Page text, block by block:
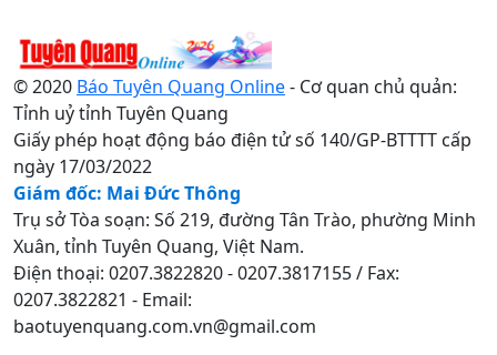
© 2020 Báo Tuyên Quang Online- Cơ quan chủ quản:
Tỉnh uỷ tỉnh Tuyên Quang
Giấy phép hoạt động báo điện tử số 140/GP-BTTTT cấp
ngày 17/03/2022
Giám đốc: Mai Đức Thông
Trụ sở Tòa soạn: Số 219, đường Tân Trào, phường Minh
Xuân, tỉnh Tuyên Quang, Việt Nam.
Điện thoại: 0207.3822820 - 0207.3817155 / Fax:
0207.3822821 - Email:
baotuyenquang.com.vn@gmail.com